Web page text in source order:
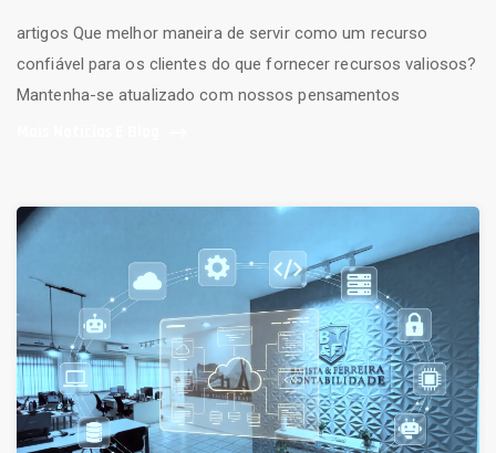
artigos Que melhor maneira de servir como um recurso
confiável para os clientes do que fornecer recursos valiosos?
Mantenha-se atualizado com nossos pensamentos